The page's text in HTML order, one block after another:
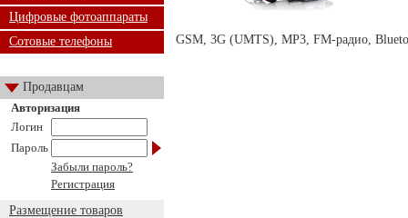
Цифровые фотоаппараты
Сотовые телефоны
Продавцам
Авторизация
Логин
Пароль
Забыли пароль?
Регистрация
Размещение товаров
GSM, 3G (UMTS), MP3, FM-радио,